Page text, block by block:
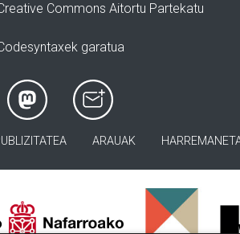
Commons Aitortu Partekatu
garatua
ARAUAK